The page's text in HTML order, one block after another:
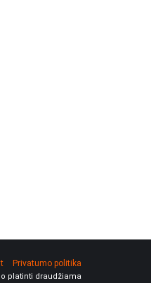
Privatumo politika
platinti draudžiama